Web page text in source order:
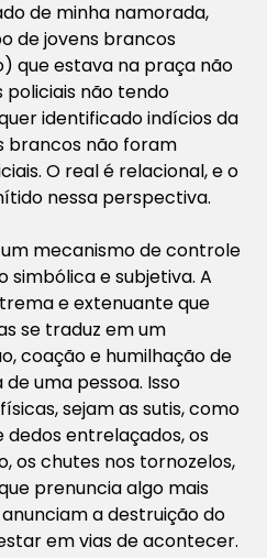
de minha namorada,
de jovens brancos
que estava na praça não
policiais não tendo
identificado indícios da
brancos não foram
O real é relacional, e o
nessa perspectiva.
mecanismo de controle
simbólica e subjetiva. A
e extenuante que
se traduz em um
coação e humilhação de
uma pessoa. Isso
sejam as sutis, como
entrelaçados, os
os chutes nos tornozelos,
prenuncia algo mais
a destruição do
em vias de acontecer.